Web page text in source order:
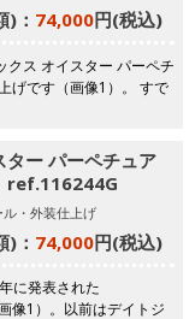
)： 74,000円(税込)
クス オイスター パーペチ
げです（画像1）。 すで
ター パーペチュア
ref.116244G
・外装仕上げ
)： 74,000円(税込)
に発表された
像1）。以前はデイトジ